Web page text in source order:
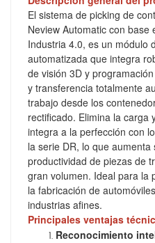
El sistema de picking de
Neview Automatic con base
Industria 4.0, es un módulo
automatizada que integra
de visión 3D y
y transferencia totalmente
trabajo desde los
rectificado. Elimina la carga
integra a la perfección con
la serie DR, lo que
productividad de piezas de
gran volumen. Ideal para la
la fabricación de
industrias afines.
Principales ventajas
Reconocimiento